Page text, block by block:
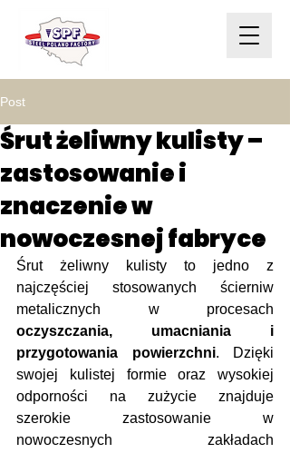
Post
Śrut żeliwny kulisty –
zastosowanie i
znaczenie w
nowoczesnej fabryce
Śrut żeliwny kulisty to jedno z
najczęściej stosowanych ścierniw
oczyszczania, umacniania i
przygotowania powierzchni. Dzięki
swojej kulistej formie oraz wysokiej
odporności na zużycie znajduje
szerokie zastosowanie w
nowoczesnych zakładach